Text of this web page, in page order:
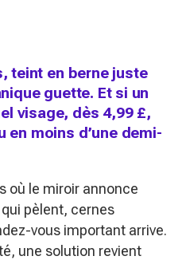
teint en berne juste
guette. Et si un
visage, dès 4,99 £,
moins d’une demi-
où le miroir annonce
pèlent, cernes
vous important arrive.
une solution revient